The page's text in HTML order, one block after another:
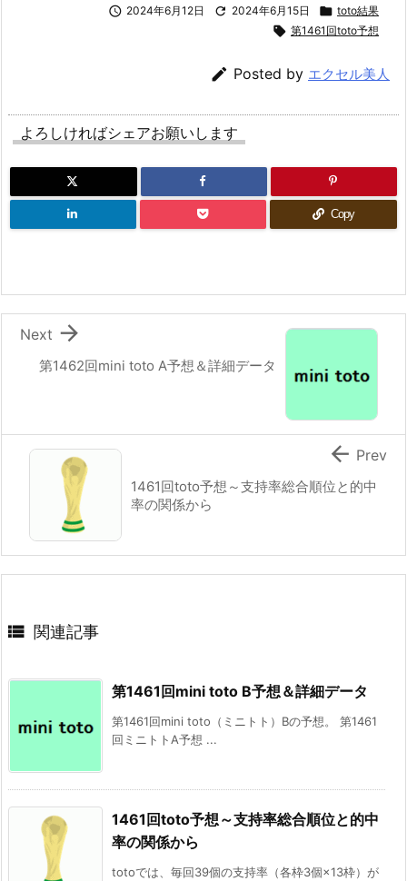
 2024年6月12日  2024年6月15日  toto結果
 第1461回toto予想
 Posted by エクセル美人
よろしければシェアお願いします
Copy
第1462回mini toto A予想＆詳細データ

Next
1461回toto予想～支持率総合順位と的中
率の関係から
 Prev
 関連記事
第1461回mini toto B予想＆詳細データ
第1461回mini toto（ミニトト）Bの予想。 第1461
回ミニトトA予想 ...
1461回toto予想～支持率総合順位と的中
率の関係から
totoでは、毎回39個の支持率（各枠3個×13枠）が